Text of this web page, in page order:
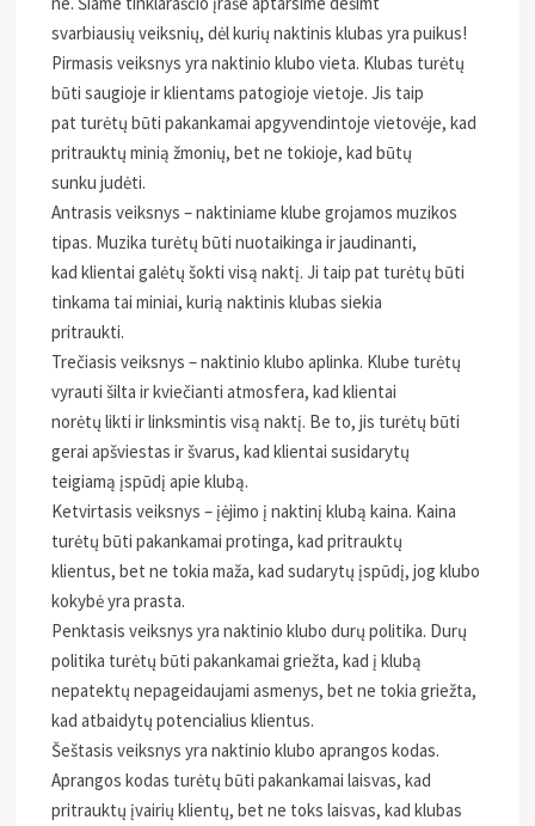
svarbiausių veiksnių, dėl kurių naktinis klubas yra puikus!
Pirmasis veiksnys yra naktinio klubo vieta. Klubas turėtų
būti saugioje ir klientams patogioje vietoje. Jis taip
pat turėtų būti pakankamai apgyvendintoje vietovėje, kad
pritrauktų minią žmonių, bet ne tokioje, kad būtų
sunku judėti.
Antrasis veiksnys – naktiniame klube grojamos muzikos
tipas. Muzika turėtų būti nuotaikinga ir jaudinanti,
kad klientai galėtų šokti visą naktį. Ji taip pat turėtų būti
tinkama tai miniai, kurią naktinis klubas siekia
pritraukti.
Trečiasis veiksnys – naktinio klubo aplinka. Klube turėtų
vyrauti šilta ir kviečianti atmosfera, kad klientai
norėtų likti ir linksmintis visą naktį. Be to, jis turėtų būti
gerai apšviestas ir švarus, kad klientai susidarytų
teigiamą įspūdį apie klubą.
Ketvirtasis veiksnys – įėjimo į naktinį klubą kaina. Kaina
turėtų būti pakankamai protinga, kad pritrauktų
klientus, bet ne tokia maža, kad sudarytų įspūdį, jog klubo
kokybė yra prasta.
Penktasis veiksnys yra naktinio klubo durų politika. Durų
politika turėtų būti pakankamai griežta, kad į klubą
nepatektų nepageidaujami asmenys, bet ne tokia griežta,
kad atbaidytų potencialius klientus.
Šeštasis veiksnys yra naktinio klubo aprangos kodas.
Aprangos kodas turėtų būti pakankamai laisvas, kad
pritrauktų įvairių klientų, bet ne toks laisvas, kad klubas